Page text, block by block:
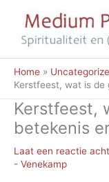
Home
Kerstfeest, wat is de
Kerstfeest,
betekenis
Laat een reactie
- Venekamp